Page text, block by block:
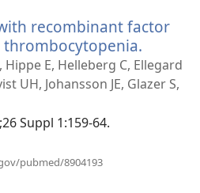
視
窗）
recombinant factor
啟
新
Hippe E, Helleberg C, Ellegard
UH, Johansson JE, Glazer S,
Suppl 1:159-64.
pubmed/8904193